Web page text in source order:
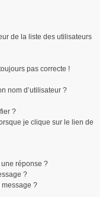
de la liste des utilisateurs
pas correcte !
nom d’utilisateur ?
?
je clique sur le lien de
réponse ?
?
?